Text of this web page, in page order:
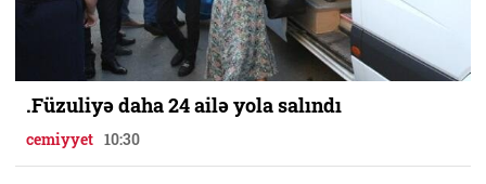
.Füzuliyə daha 24 ailə yola salındı
cemiyyet 10:30